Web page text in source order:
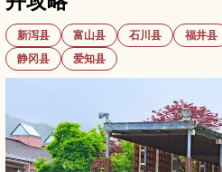
新泻县 富山县 石川县 福井县
静冈县
爱知县